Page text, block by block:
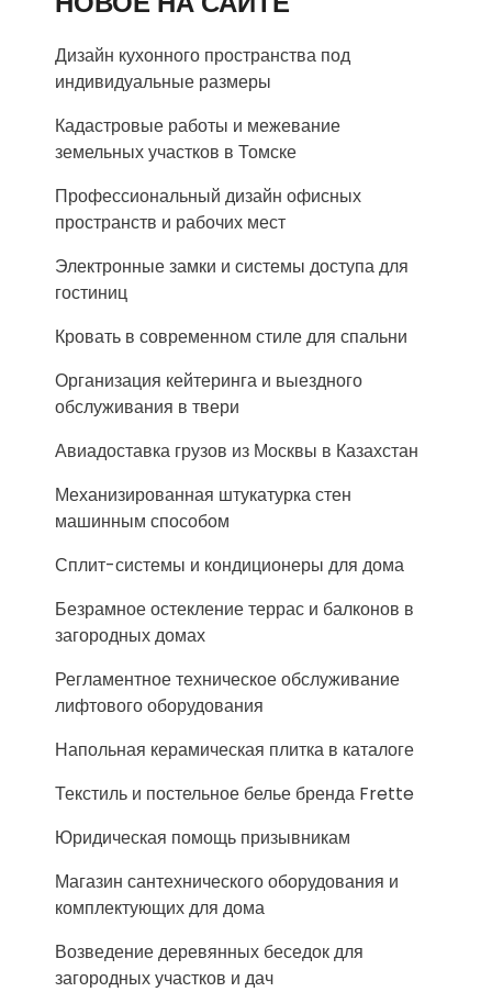
Дизайн кухонного пространства под
индивидуальные размеры
Кадастровые работы и межевание
земельных участков в Томске
Профессиональный дизайн офисных
пространств и рабочих мест
Электронные замки и системы доступа для
гостиниц
Кровать в современном стиле для спальни
Организация кейтеринга и выездного
обслуживания в твери
Авиадоставка грузов из Москвы в Казахстан
Механизированная штукатурка стен
машинным способом
Сплит-системы и кондиционеры для дома
Безрамное остекление террас и балконов в
загородных домах
Регламентное техническое обслуживание
лифтового оборудования
Напольная керамическая плитка в каталоге
Текстиль и постельное белье бренда Frette
Юридическая помощь призывникам
Магазин сантехнического оборудования и
комплектующих для дома
Возведение деревянных беседок для
загородных участков и дач